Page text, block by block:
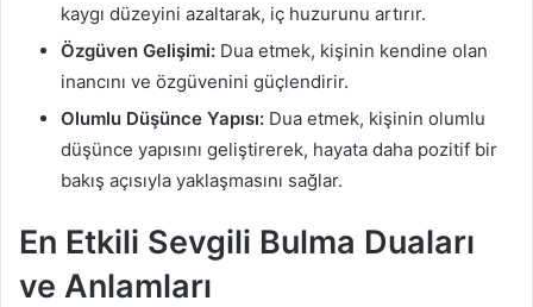
kaygı düzeyini azaltarak, iç huzurunu artırır.
Özgüven Gelişimi: Dua etmek, kişinin kendine olan
inancını ve özgüvenini güçlendirir.
Olumlu Düşünce Yapısı: Dua etmek, kişinin olumlu
düşünce yapısını geliştirerek, hayata daha pozitif bir
bakış açısıyla yaklaşmasını sağlar.
En Etkili Sevgili Bulma Duaları
ve Anlamları